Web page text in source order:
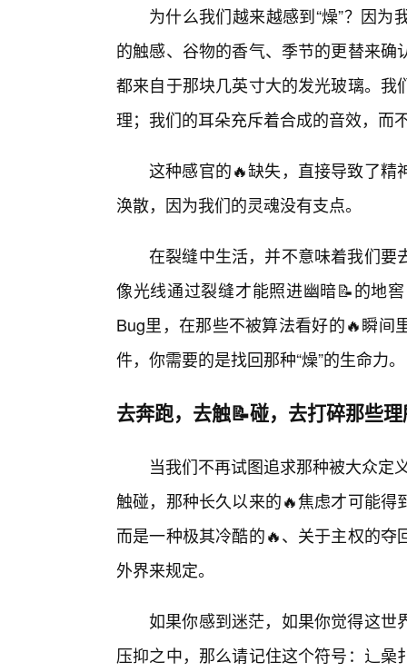
为什么我们越来越感到“燥”？因
的触感、谷物的香气、季节的更替来
都来自于那块几英寸大的发光玻璃。
理；我们的耳朵充斥着合成的音效，而
这种感官的🔥缺失，直接导致了精
涣散，因为我们的灵魂没有支点。
在裂缝中生活，并不意味着我们要
像光线通过裂缝才能照进幽暗📝的地
Bug里，在那些不被算法看好的🔥瞬间
件，你需要的是找回那种“燥”的生命力。
去奔跑，去触📝碰，去打碎那些
当我们不再试图追求那种被大众定
触碰，那种长久以来的🔥焦虑才可能
而是一种极其冷酷的🔥、关于主权的
外界来规定。
如果你感到迷茫，如果你觉得这世
压抑之中，那么请记住这个符号：辶